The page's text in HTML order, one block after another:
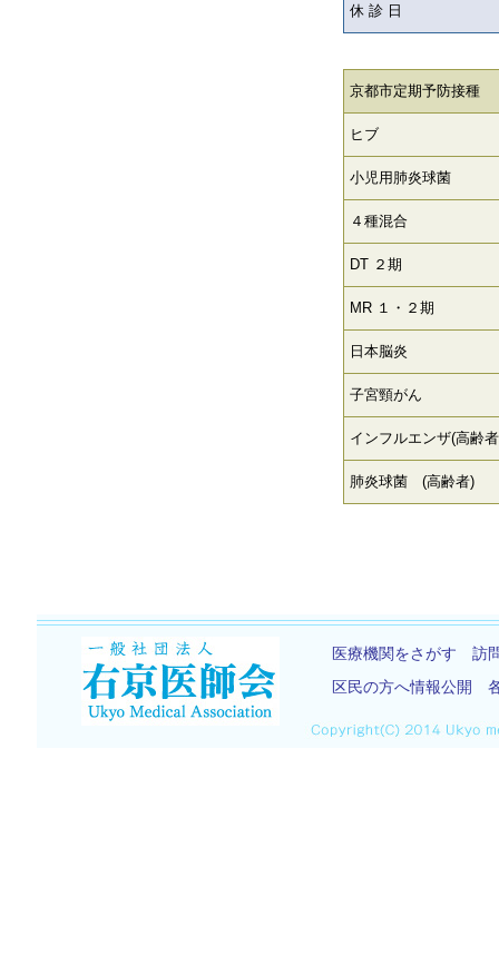
休 診 日
京都市定期予防接種
ヒブ
小児用肺炎球菌
４種混合
DT ２期
MR １・２期
日本脳炎
子宮頸がん
インフルエンザ(高齢
肺炎球菌 (高齢者)
医療機関をさがす
訪
区民の方へ情報公開